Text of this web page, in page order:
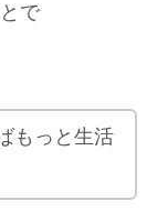
で
もっと生活